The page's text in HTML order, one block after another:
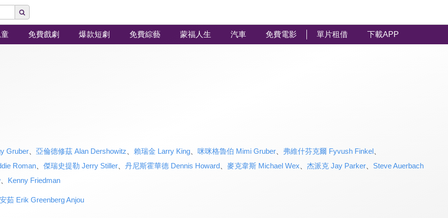
童 免費戲劇 爆款短劇 免費綜藝 蒙福人生 汽車 免費電影 單片租借 下載APP
Gruber、 亞倫德修茲 Alan Dershowitz 賴瑞金 Larry King、 咪咪格魯伯 Mimi Gruber、 弗維什芬克爾 Fyvush Finkel、
Roman、 傑瑞史提勒 Jerry Stiller、 丹尼斯霍華德 Dennis Howard、 麥克韋斯 Michael Wex 杰派克 Jay Parker、 Steve Auerbach
、 Kenny Friedman
茹 Erik Greenberg Anjou